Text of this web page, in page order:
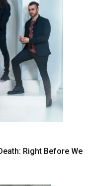
Right Before We